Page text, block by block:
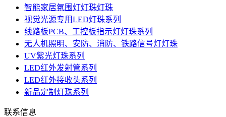
智能家居氛围灯灯珠灯珠
视觉光源专用LED灯珠系列
线路板PCB、工控板指示灯灯珠系列
无人机照明、安防、消防、铁路信号灯灯珠
UV紫光灯珠系列
LED红外发射管系列
LED红外接收头系列
新品定制灯珠系列
联系信息